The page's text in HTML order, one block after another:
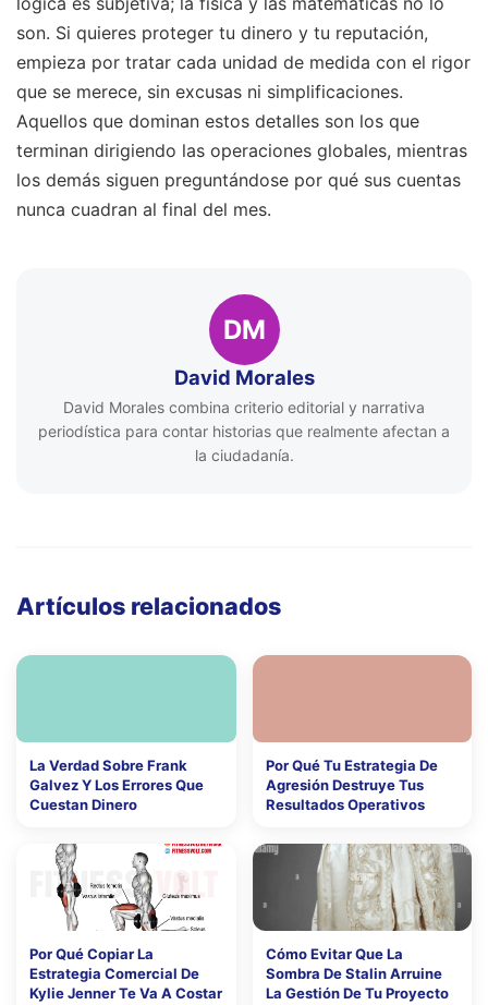
son. Si quieres proteger tu dinero y tu reputación,
empieza por tratar cada unidad de medida con el rigor
que se merece, sin excusas ni simplificaciones.
Aquellos que dominan estos detalles son los que
terminan dirigiendo las operaciones globales, mientras
los demás siguen preguntándose por qué sus cuentas
nunca cuadran al final del mes.
DM
David Morales
David Morales combina criterio editorial y narrativa
periodística para contar historias que realmente afectan a
la ciudadanía.
Artículos relacionados
La Verdad Sobre Frank
Galvez Y Los Errores Que
Cuestan Dinero
Por Qué Tu Estrategia De
Agresión Destruye Tus
Resultados Operativos
Por Qué Copiar La
Estrategia Comercial De
Kylie Jenner Te Va A Costar
Cómo Evitar Que La
Sombra De Stalin Arruine
La Gestión De Tu Proyecto